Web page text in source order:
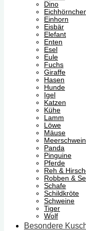
Dino
Einhorn
Eisbär
Elefant
Enten
Esel
Eule
Fuchs
Giraffe
Hasen
Hunde
Igel
Katzen
Kühe
Lamm
Löwe
Mäuse
Panda
Pinguine
Pferde
Reh &
Robben &
Schafe
Schildkröte
Schweine
Tiger
Wolf
Besondere